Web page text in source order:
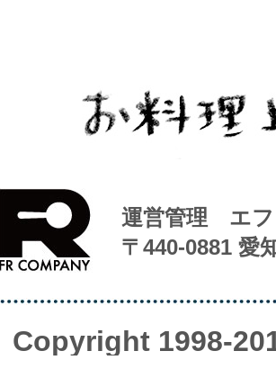
運営管理 エフ
〒440-0881 愛
Copyright 1998-